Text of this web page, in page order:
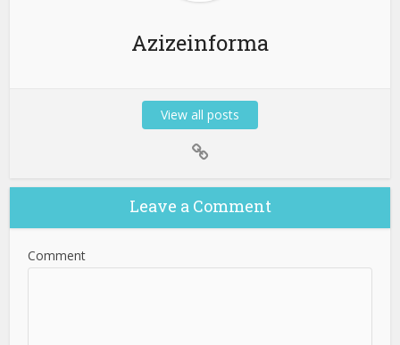
Azizeinforma
View all posts
Leave a Comment
Comment